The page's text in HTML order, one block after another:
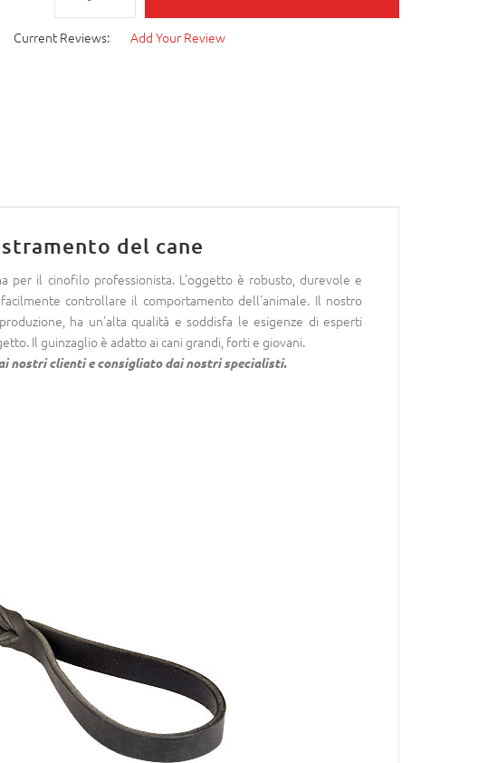
Current Reviews: Add Your Review
del cane
il cinofilo professionista. L’oggetto è robusto, durevole e
controllare il comportamento dell'animale. Il nostro
ha un’alta qualità e soddisfa le esigenze di esperti
Il guinzaglio è adatto ai cani grandi, forti e giovani.
nostri clienti e consigliato dai nostri specialisti.